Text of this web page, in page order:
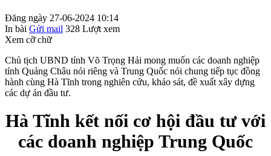
Đăng ngày 27-06-2024 10:14
In bài Gửi mail 328 Lượt xem
Xem cỡ chữ
Chủ tịch UBND tỉnh Võ Trọng Hải mong muốn các doanh nghiệp
tỉnh Quảng Châu nói riêng và Trung Quốc nói chung tiếp tục đồng
hành cùng Hà Tĩnh trong nghiên cứu, khảo sát, đề xuất xây dựng
các dự án đầu tư.
Hà Tĩnh kết nối cơ hội đầu tư với
các doanh nghiệp Trung Quốc